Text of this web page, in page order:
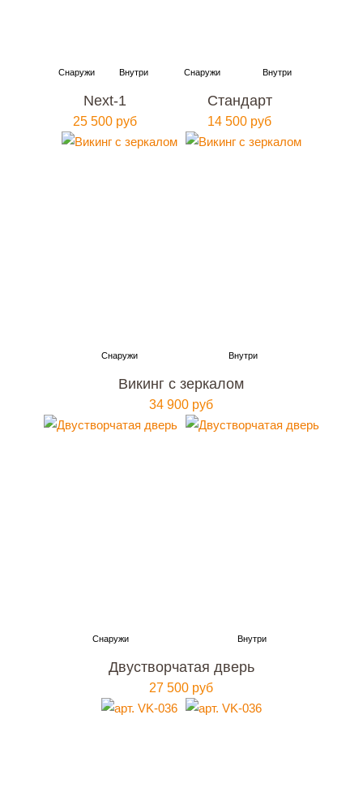
Next-1
25 500 руб
Стандарт
14 500 руб
Викинг с зеркалом
34 900 руб
Двустворчатая дверь
27 500 руб